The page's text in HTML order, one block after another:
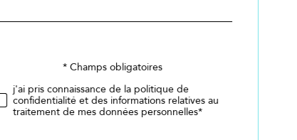
défaut
Validation* Champs obligatoires
j'ai pris connaissance de la politique de
confidentialité et des informations relatives au
traitement de mes données personnelles*